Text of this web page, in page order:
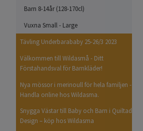
Barn 8-14år (128-170cl)
Vuxna Small - Large
Tävling Underbarababy 25-26/3 2023
Välkommen till Wildasmå - Ditt
Förstahandsval för Barnkläder!
Nya mössor i merinoull för hela familjen -
Handla online hos Wildasma.
Snygga Västar till Baby och Barn i Quiltad
Design – köp hos Wildasma